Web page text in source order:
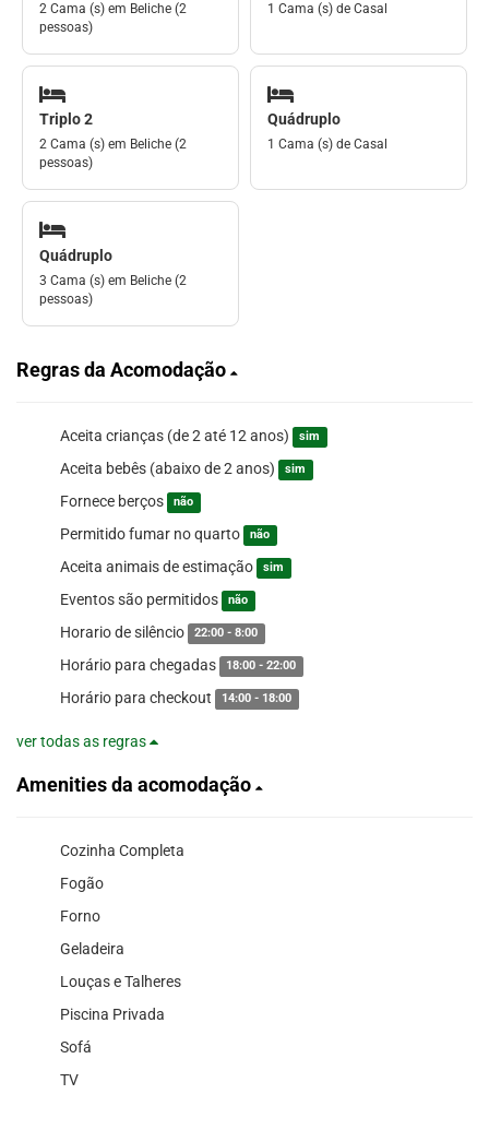
2 Cama (s) em Beliche (2
pessoas)
1 Cama (s) de Casal
Triplo 2
2 Cama (s) em Beliche (2
pessoas)
Quádruplo
1 Cama (s) de Casal
Quádruplo
3 Cama (s) em Beliche (2
pessoas)
Regras da Acomodação
Aceita crianças (de 2 até 12 anos) sim
Aceita bebês (abaixo de 2 anos) sim
Fornece berços não
Permitido fumar no quarto não
Aceita animais de estimação sim
Eventos são permitidos não
Horario de silêncio 22:00 - 8:00
Horário para chegadas 18:00 - 22:00
Horário para checkout 14:00 - 18:00
ver todas as regras
Amenities da acomodação
Cozinha Completa
Fogão
Forno
Geladeira
Louças e Talheres
Piscina Privada
Sofá
TV